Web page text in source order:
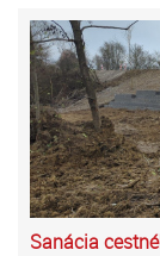
Sanácia